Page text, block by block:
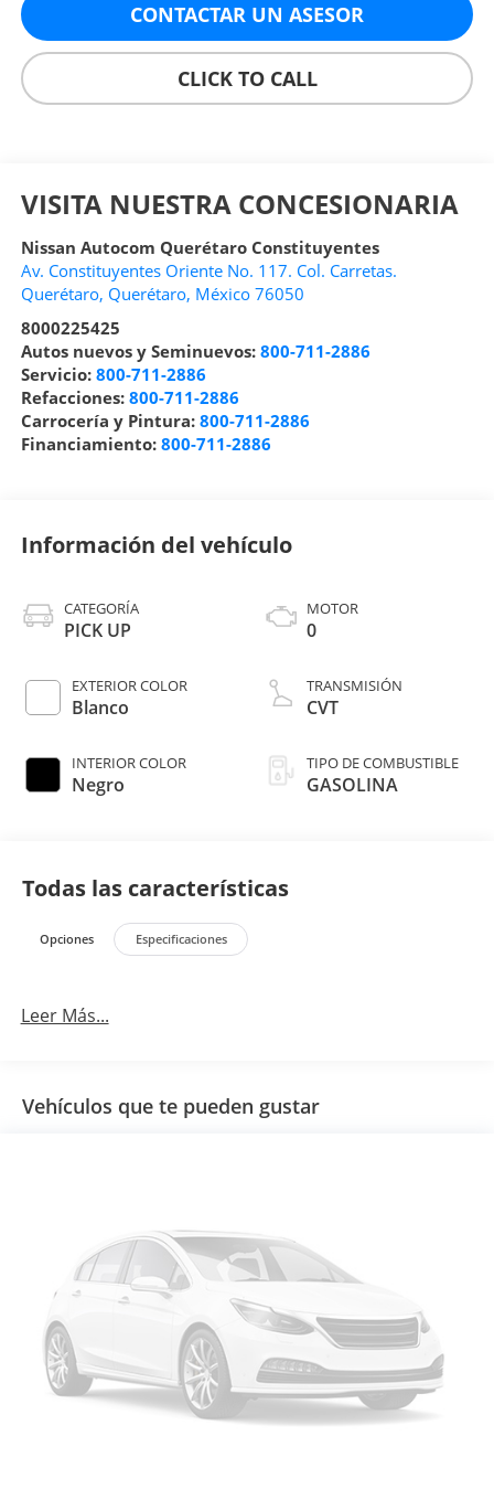
CONTACTAR UN ASESOR
CLICK TO CALL
VISITA NUESTRA CONCESIONARIA
Nissan Autocom Querétaro Constituyentes
Av. Constituyentes Oriente No. 117. Col. Carretas.
Querétaro, Querétaro, México 76050
8000225425
Autos nuevos y Seminuevos: 800-711-2886
Servicio: 800-711-2886
Refacciones: 800-711-2886
Carrocería y Pintura: 800-711-2886
Financiamiento: 800-711-2886
Información del vehículo
CATEGORÍA
PICK UP
EXTERIOR COLOR
Blanco
INTERIOR COLOR
Negro
MOTOR
0
TRANSMISIÓN
CVT
TIPO DE COMBUSTIBLE
GASOLINA
Todas las características
Opciones Especificaciones
Leer Más...
Vehículos que te pueden gustar